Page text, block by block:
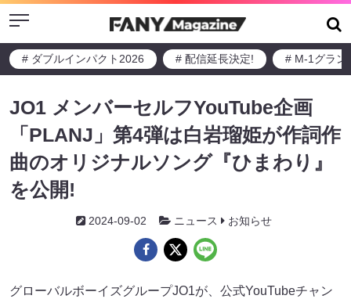
Menu
# ダブルインパクト2026 # 配信延長決定! # M-1グラン
JO1 メンバーセルフYouTube企画
「PLANJ」第4弾は白岩瑠姫が作詞作
曲のオリジナルソング『ひまわり』
を公開!
2024-09-02 ニュース お知らせ
グローバルボーイズグループJO1が、公式YouTubeチャン